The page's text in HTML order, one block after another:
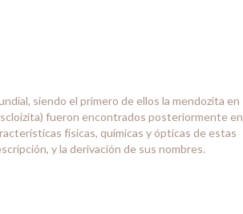
siendo el primero de ellos la mendozita en
fueron encontrados posteriormente en
físicas, químicas y ópticas de estas
y la derivación de sus nombres.